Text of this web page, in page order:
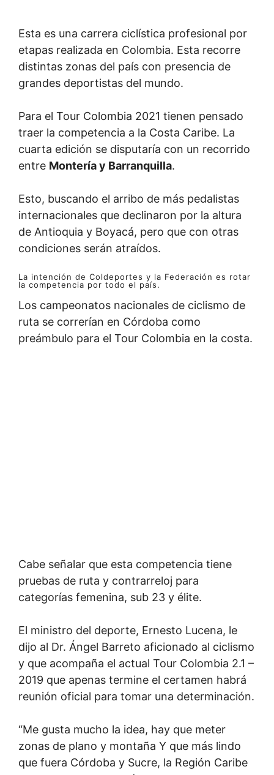
Esta es una carrera ciclística profesional por
etapas realizada en Colombia. Esta recorre
distintas zonas del país con presencia de
grandes deportistas del mundo.
Para el Tour Colombia 2021 tienen pensado
traer la competencia a la Costa Caribe. La
cuarta edición se disputaría con un recorrido
entre Montería y Barranquilla.
Esto, buscando el arribo de más pedalistas
internacionales que declinaron por la altura
de Antioquia y Boyacá, pero que con otras
condiciones serán atraídos.
La intención de Coldeportes y la Federación es rotar
la competencia por todo el país.
Los campeonatos nacionales de ciclismo de
ruta se correrían en Córdoba como
preámbulo para el Tour Colombia en la costa.
Cabe señalar que esta competencia tiene
pruebas de ruta y contrarreloj para
categorías femenina, sub 23 y élite.
El ministro del deporte, Ernesto Lucena, le
dijo al Dr. Ángel Barreto aficionado al ciclismo
y que acompaña el actual Tour Colombia 2.1 –
2019 que apenas termine el certamen habrá
reunión oficial para tomar una determinación.
“Me gusta mucho la idea, hay que meter
zonas de plano y montaña Y que más lindo
que fuera Córdoba y Sucre, la Región Caribe